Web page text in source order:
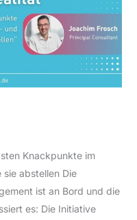
Knackpunkte im
sie abstellen Die
ist an Bord und die
es: Die Initiative